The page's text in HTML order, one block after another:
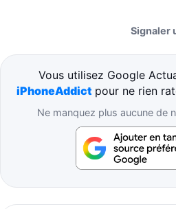
Signaler
Vous utilisez Google
iPhoneAddict pour ne rien
Ne manquez plus aucune de